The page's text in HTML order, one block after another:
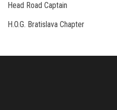
Head Road Captain
H.O.G. Bratislava Chapter